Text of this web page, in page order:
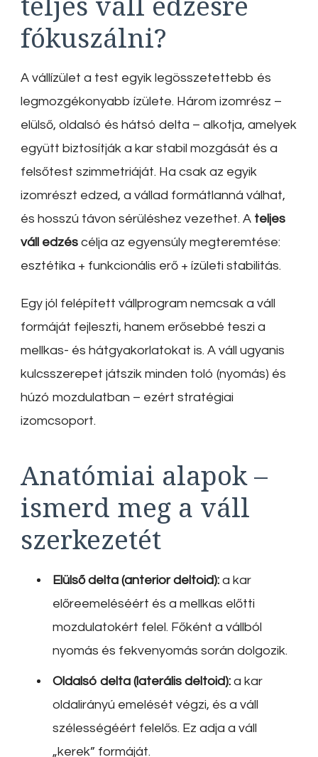
fókuszálni?
A vállízület a test egyik legösszetettebb és
legmozgékonyabb ízülete. Három izomrész –
elülső, oldalsó és hátsó delta – alkotja, amelyek
együtt biztosítják a kar stabil mozgását és a
felsőtest szimmetriáját. Ha csak az egyik
izomrészt edzed, a vállad formátlanná válhat,
és hosszú távon sérüléshez vezethet. A teljes
váll edzés célja az egyensúly megteremtése:
esztétika + funkcionális erő + ízületi stabilitás.
Egy jól felépített vállprogram nemcsak a váll
formáját fejleszti, hanem erősebbé teszi a
mellkas- és hátgyakorlatokat is. A váll ugyanis
kulcsszerepet játszik minden toló (nyomás) és
húzó mozdulatban – ezért stratégiai
izomcsoport.
Anatómiai alapok –
ismerd meg a váll
szerkezetét
Elülső delta (anterior deltoid): a kar
előreemeléséért és a mellkas előtti
mozdulatokért felel. Főként a vállból
nyomás és fekvenyomás során dolgozik.
Oldalsó delta (laterális deltoid): a kar
oldalirányú emelését végzi, és a váll
szélességéért felelős. Ez adja a váll
„kerek” formáját.